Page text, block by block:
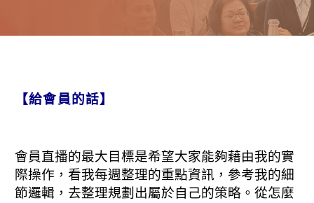
【給會員的話】
會員直播的最大目標是希望大家能夠藉由我的實
際操作，看我每週整理的重點資訊，參考我的細
節邏輯，去整理規劃出屬於自己的策略。從怎麼